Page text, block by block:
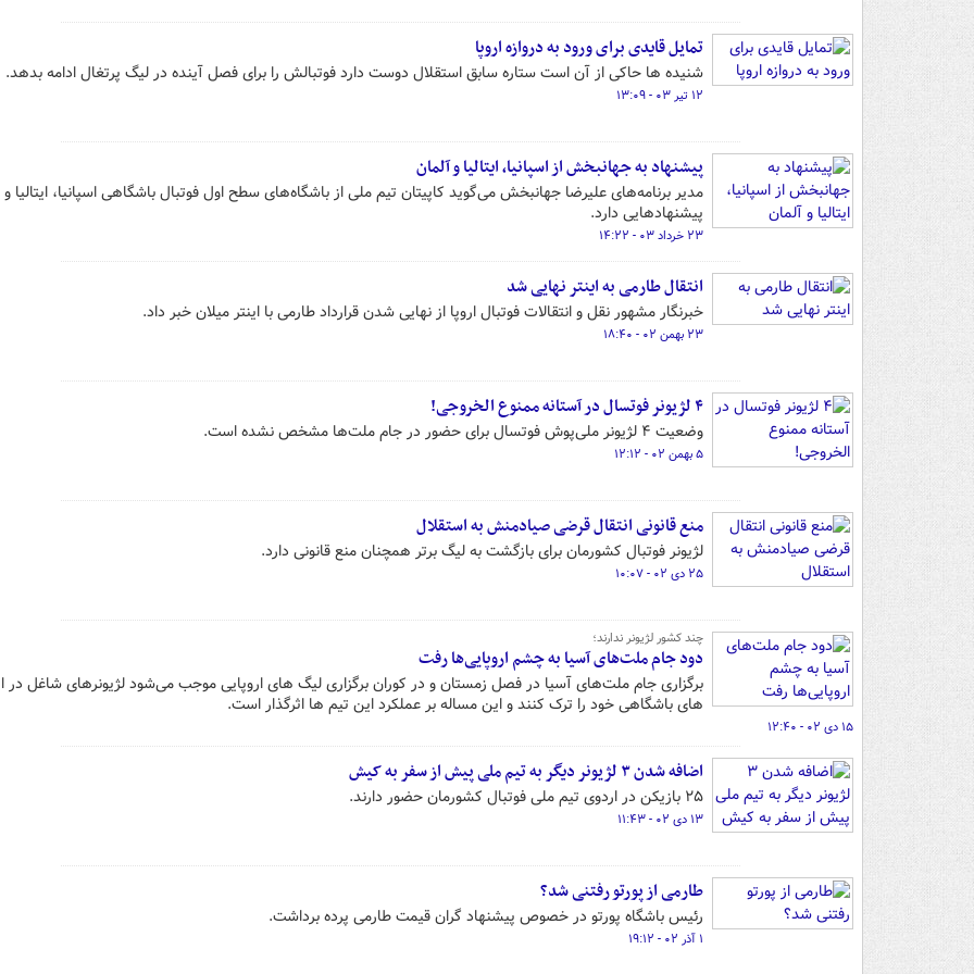
تمایل قایدی برای ورود به دروازه اروپا
شنیده ها حاکی از آن است ستاره سابق استقلال دوست دارد فوتبالش را برای فصل آینده در لیگ پرتغال ادامه بدهد.
۱۲ تیر ۰۳ - ۱۳:۰۹
پیشنهاد به جهانبخش از اسپانیا، ایتالیا و آلمان
مدیر برنامه‌های علیرضا جهانبخش می‌گوید کاپیتان تیم ملی از باشگاه‌های سطح اول فوتبال باشگاهی اسپانیا، ایتالیا و
پیشنهادهایی دارد.
۲۳ خرداد ۰۳ - ۱۴:۲۲
انتقال طارمی به اینتر نهایی شد
خبرنگار مشهور نقل و انتقالات فوتبال اروپا از نهایی شدن قرارداد طارمی با اینتر میلان خبر داد.
۲۳ بهمن ۰۲ - ۱۸:۴۰
۴ لژیونر فوتسال در آستانه ممنوع‌ الخروجی!
وضعیت ۴ لژیونر ملی‌پوش فوتسال برای حضور در جام ملت‌ها مشخص نشده است.
۵ بهمن ۰۲ - ۱۲:۱۲
منع قانونی انتقال قرضی صیادمنش به استقلال
لژیونر فوتبال کشورمان برای بازگشت به لیگ برتر همچنان منع قانونی دارد.
۲۵ دی ۰۲ - ۱۰:۰۷
چند کشور لژیونر ندارند؛
دود جام ملت‌های آسیا به چشم اروپایی‌ها رفت
برگزاری جام ملت‌های آسیا در فصل زمستان و در کوران برگزاری لیگ های اروپایی موجب می‌شود لژیونرهای شاغل در
های باشگاهی خود را ترک کنند و این مساله بر عملکرد این تیم ها اثرگذار است.
۱۵ دی ۰۲ - ۱۲:۴۰
اضافه شدن ۳ لژیونر دیگر به تیم ملی پیش از سفر به کیش
۲۵ بازیکن در اردوی تیم ملی فوتبال کشورمان حضور دارند.
۱۳ دی ۰۲ - ۱۱:۴۳
طارمی از پورتو رفتنی شد؟
رئیس باشگاه پورتو در خصوص پیشنهاد گران قیمت طارمی پرده برداشت.
۱ آذر ۰۲ - ۱۹:۱۲